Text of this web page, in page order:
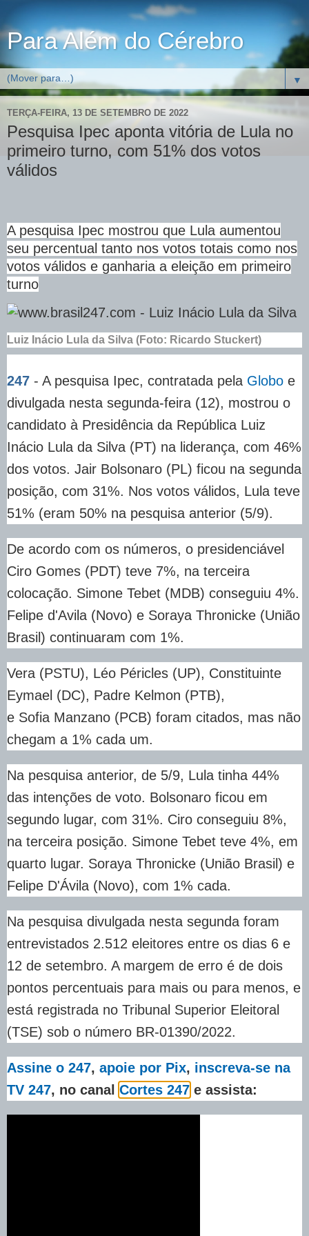
Para Além do Cérebro
▼
TERÇA-FEIRA, 13 DE SETEMBRO DE 2022
Pesquisa Ipec aponta vitória de Lula no
primeiro turno, com 51% dos votos
válidos
A pesquisa Ipec mostrou que Lula aumentou
seu percentual tanto nos votos totais como nos
votos válidos e ganharia a eleição em primeiro
turno
Luiz Inácio Lula da Silva (Foto: Ricardo Stuckert)
247 - A pesquisa Ipec, contratada pela Globo e
divulgada nesta segunda-feira (12), mostrou o
candidato à Presidência da República Luiz
Inácio Lula da Silva (PT) na liderança, com 46%
dos votos. Jair Bolsonaro (PL) ficou na segunda
posição, com 31%. Nos votos válidos, Lula teve
51% (eram 50% na pesquisa anterior (5/9).
De acordo com os números, o presidenciável
Ciro Gomes (PDT) teve 7%, na terceira
colocação. Simone Tebet (MDB) conseguiu 4%.
Felipe d'Avila (Novo) e Soraya Thronicke (União
Brasil) continuaram com 1%.
Vera (PSTU), Léo Péricles (UP), Constituinte
Eymael (DC), Padre Kelmon (PTB),
e Sofia Manzano (PCB) foram citados, mas não
chegam a 1% cada um.
Na pesquisa anterior, de 5/9, Lula tinha 44%
das intenções de voto. Bolsonaro ficou em
segundo lugar, com 31%. Ciro conseguiu 8%,
na terceira posição. Simone Tebet teve 4%, em
quarto lugar. Soraya Thronicke (União Brasil) e
Felipe D'Ávila (Novo), com 1% cada.
Na pesquisa divulgada nesta segunda foram
entrevistados 2.512 eleitores entre os dias 6 e
12 de setembro. A margem de erro é de dois
pontos percentuais para mais ou para menos, e
está registrada no Tribunal Superior Eleitoral
(TSE) sob o número BR-01390/2022.
Assine o 247, apoie por Pix, inscreva-se na
TV 247, no canal Cortes 247 e assista: